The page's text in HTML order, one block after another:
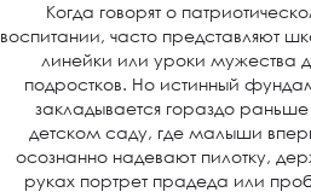
Когда говорят о
воспитании, часто представляют
линейки или уроки мужества
подростков. Но истинный
закладывается гораздо раньше
детском саду, где малыши
осознанно надевают пилотку,
руках портрет прадеда или